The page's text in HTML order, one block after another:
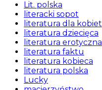
Lit. polska
literacki sopot
literatura dla kobiet
literatura dziecięca
literatura erotyczna
literatura faktu
literatura kobieca
literatura polska
Lucky